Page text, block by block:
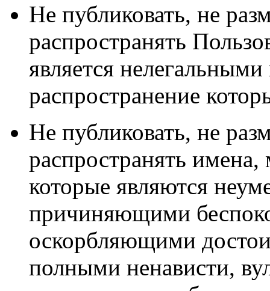
Не публиковать, не
распространять
является
распространение
Не публиковать, не
распространять
которые являются
причиняющими
оскорбляющими
полными ненависти,